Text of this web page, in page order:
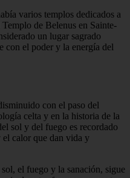
varios templos dedicados a
de Belenus en Sainte-
un lugar sagrado
con el poder y la energía del
con el paso del
celta y en la historia de la
sol y del fuego es recordado
el calor que dan vida y
el fuego y la sanación, sigue